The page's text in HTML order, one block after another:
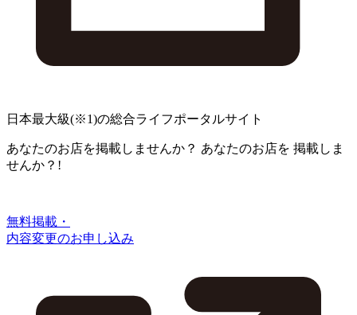
日本最大級(※1)の総合ライフポータルサイト
あなたのお店を掲載しませんか？ あなたのお店を 掲載しま
せんか？!
無料掲載・
内容変更のお申し込み